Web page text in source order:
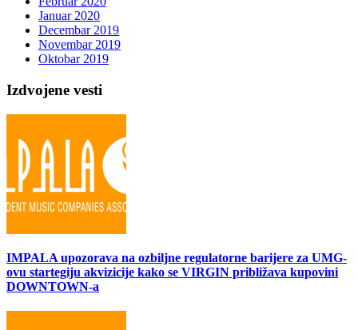
Januar 2020
Decembar 2019
Novembar 2019
Oktobar 2019
Izdvojene vesti
IMPALA upozorava na ozbiljne regulatorne barijere za UMG-
ovu startegiju akvizicije kako se VIRGIN približava kupovini
DOWNTOWN-a